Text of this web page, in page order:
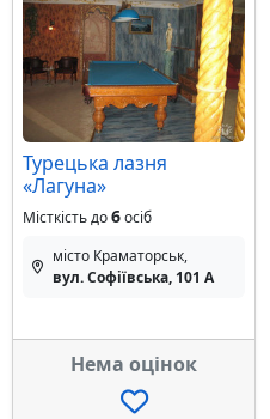
Турецька лазня
«Лагуна»
Місткість до6осіб
місто Краматорськ,
вул. Софіївська, 101 А
Нема оцінок